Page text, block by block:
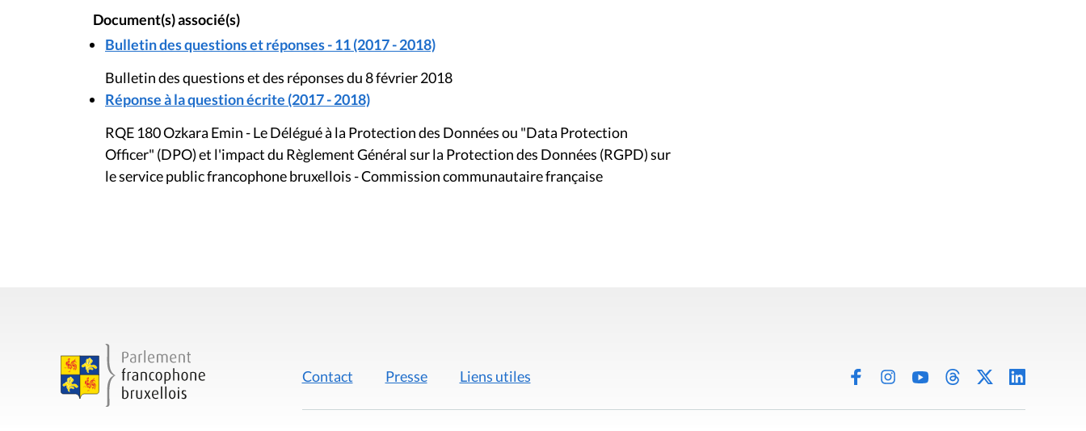
Document(s) associé(s)
Bulletin des questions et réponses - 11 (2017 - 2018)
Bulletin des questions et des réponses du 8 février 2018
Réponse à la question écrite (2017 - 2018)
RQE 180 Ozkara Emin - Le Délégué à la Protection des Données ou "Data Protection
Officer" (DPO) et l'impact du Règlement Général sur la Protection des Données (RGPD) sur
le service public francophone bruxellois - Commission communautaire française
Contact Presse Liens utiles